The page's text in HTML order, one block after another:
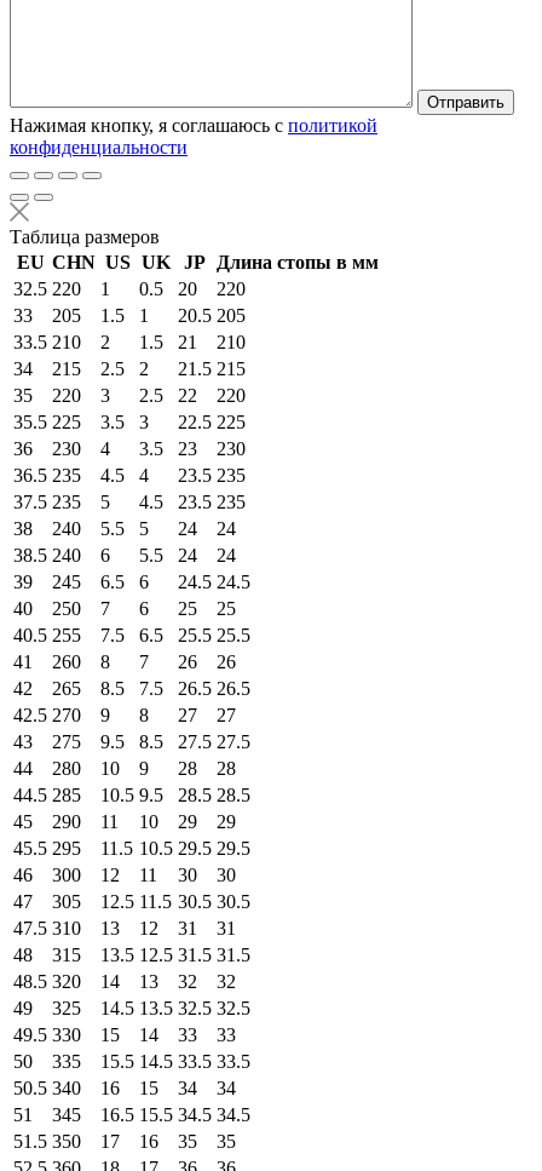
Нажимая кнопку, я соглашаюсь с политикой
конфиденциальности
Таблица размеров
EU CHN US UK JP
Длина стопы в мм
32.5 220 1 0.5 20
220
33
205 1.5 1 20.5 205
33.5 210 2 1.5 21
210
34
215 2.5 2 21.5 215
35
220 3 2.5 22
220
35.5 225 3.5 3 22.5 225
36
230 4 3.5 23
230
36.5 235 4.5 4 23.5 235
37.5 235 5 4.5 23.5 235
38
240 5.5 5 24
24
38.5 240 6 5.5 24
24
39
245 6.5 6 24.5 24.5
40
250 7 6 25
25
40.5 255 7.5 6.5 25.5 25.5
41
260 8 7 26
26
42
265 8.5 7.5 26.5 26.5
42.5 270 9 8 27
27
43
275 9.5 8.5 27.5 27.5
44
280 10 9 28
28
44.5 285 10.5 9.5 28.5 28.5
45
290 11 10 29
29
45.5 295 11.5 10.5 29.5 29.5
46
300 12 11 30
30
47
305 12.5 11.5 30.5 30.5
47.5 310 13 12 31
31
48
315 13.5 12.5 31.5 31.5
48.5 320 14 13 32
32
49
325 14.5 13.5 32.5 32.5
49.5 330 15 14 33
33
50
335 15.5 14.5 33.5 33.5
50.5 340 16 15 34
34
51
345 16.5 15.5 34.5 34.5
51.5 350 17 16 35
35